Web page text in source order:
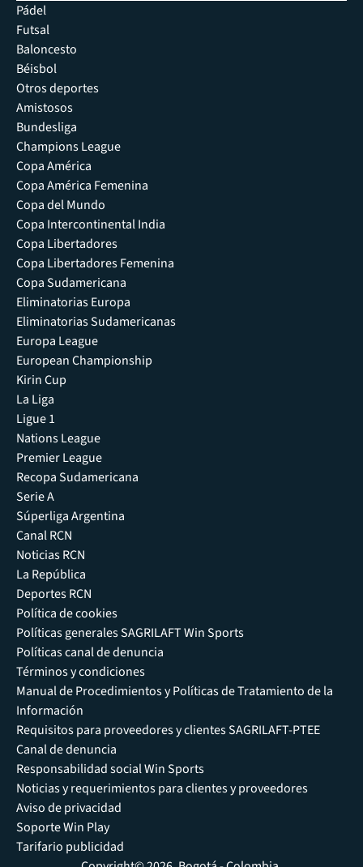
Pádel
Futsal
Baloncesto
Béisbol
Otros deportes
Amistosos
Bundesliga
Champions League
Copa América
Copa América Femenina
Copa del Mundo
Copa Intercontinental India
Copa Libertadores
Copa Libertadores Femenina
Copa Sudamericana
Eliminatorias Europa
Eliminatorias Sudamericanas
Europa League
European Championship
Kirin Cup
La Liga
Ligue 1
Nations League
Premier League
Recopa Sudamericana
Serie A
Súperliga Argentina
Canal RCN
Noticias RCN
La República
Deportes RCN
Política de cookies
Políticas generales SAGRILAFT Win Sports
Políticas canal de denuncia
Términos y condiciones
Manual de Procedimientos y Políticas de Tratamiento de la
Información
Requisitos para proveedores y clientes SAGRILAFT-PTEE
Canal de denuncia
Responsabilidad social Win Sports
Noticias y requerimientos para clientes y proveedores
Aviso de privacidad
Soporte Win Play
Tarifario publicidad